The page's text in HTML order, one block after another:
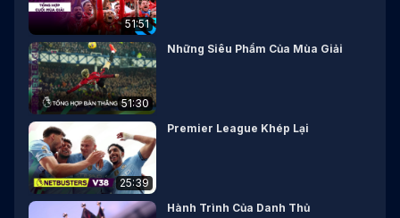
51:51
51:30
Những Siêu Phẩm Của Mùa Giải
25:39
Premier League Khép Lại
Hành Trình Của Danh Thủ